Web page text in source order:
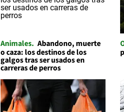
Animales Abandono, muerte
o caza: los destinos de los
galgos tras ser usados en
carreras de perros